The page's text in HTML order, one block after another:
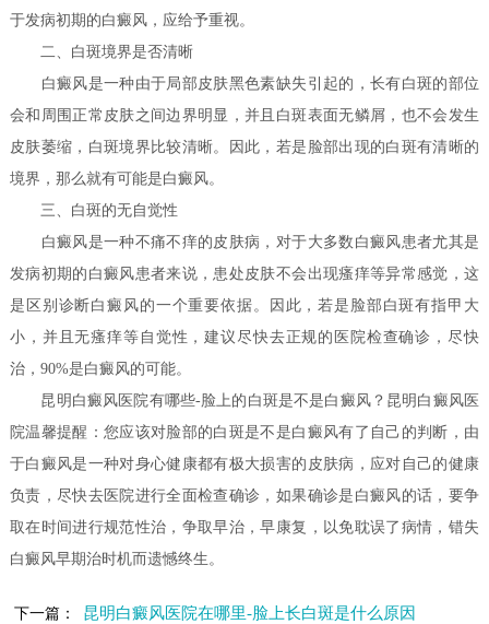
于发病初期的白癜风，应给予重视。
二、白斑境界是否清晰
白癜风是一种由于局部皮肤黑色素缺失引起的，长有白斑的部位
会和周围正常皮肤之间边界明显，并且白斑表面无鳞屑，也不会发生
皮肤萎缩，白斑境界比较清晰。因此，若是脸部出现的白斑有清晰的
境界，那么就有可能是白癜风。
三、白斑的无自觉性
白癜风是一种不痛不痒的皮肤病，对于大多数白癜风患者尤其是
发病初期的白癜风患者来说，患处皮肤不会出现瘙痒等异常感觉，这
是区别诊断白癜风的一个重要依据。因此，若是脸部白斑有指甲大
小，并且无瘙痒等自觉性，建议尽快去正规的医院检查确诊，尽快
治，90%是白癜风的可能。
昆明白癜风医院有哪些-脸上的白斑是不是白癜风？昆明白癜风医
院温馨提醒：您应该对脸部的白斑是不是白癜风有了自己的判断，由
于白癜风是一种对身心健康都有极大损害的皮肤病，应对自己的健康
负责，尽快去医院进行全面检查确诊，如果确诊是白癜风的话，要争
取在时间进行规范性治，争取早治，早康复，以免耽误了病情，错失
白癜风早期治时机而遗憾终生。
下一篇： 昆明白癜风医院在哪里-脸上长白斑是什么原因